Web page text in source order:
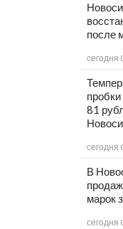
после
сегодня
81
сегодня
В
марок
сегодня